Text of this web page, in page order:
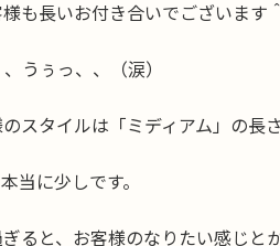
も長いお付き合いでございます
、うぅっ、、（涙）
スタイルは「ミディアム」の長
当に少しです。
ると、お客様のなりたい感じと